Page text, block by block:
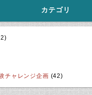
カテゴリ
チャレンジ企画 (42)